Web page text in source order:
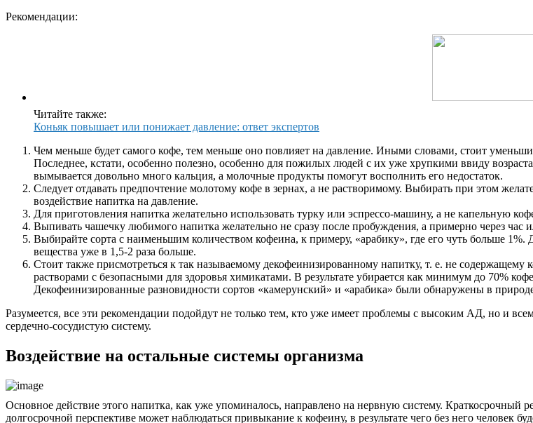
Рекомендации:
Читайте также:
Коньяк повышает или понижает давление: ответ экспертов
Чем меньше будет самого кофе, тем меньше оно повлияет на давление. Иными словами, стоит
Последнее, кстати, особенно полезно, особенно для пожилых людей с их уже хрупкими ввиду
вымывается довольно много кальция, а молочные продукты помогут восполнить его недостаток.
Следует отдавать предпочтение молотому кофе в зернах, а не растворимому. Выбирать при этом
воздействие напитка на давление.
Для приготовления напитка желательно использовать турку или эспрессо-машину, а не капельную
Выпивать чашечку любимого напитка желательно не сразу после пробуждения, а примерно через час
Выбирайте сорта с наименьшим количеством кофеина, к примеру, «арабику», где его чуть больше
вещества уже в 1,5-2 раза больше.
Стоит также присмотреться к так называемому декофеинизированному напитку, т. е. не
растворами с безопасными для здоровья химикатами. В результате убирается как минимум до 70%
Декофеинизированные разновидности сортов «камерунский» и «арабика» были обнаружены в
Разумеется, все эти рекомендации подойдут не только тем, кто уже имеет проблемы с высоким АД, но и
сердечно-сосудистую систему.
Воздействие на остальные системы организма
Основное действие этого напитка, как уже упоминалось, направлено на нервную систему. Краткосрочный
долгосрочной перспективе может наблюдаться привыкание к кофеину, в результате чего без него человек